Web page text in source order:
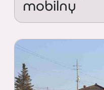
mobilny